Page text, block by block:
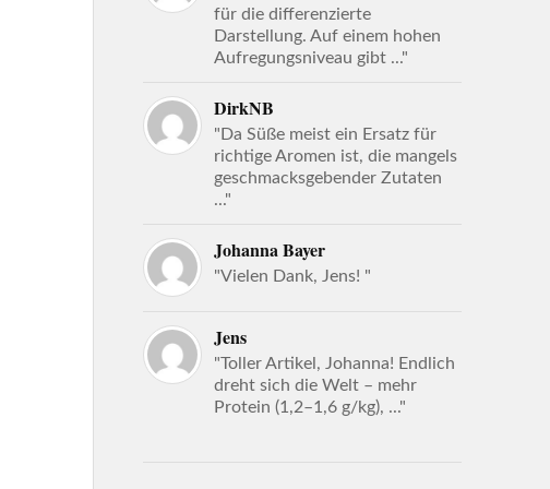
für die differenzierte
Darstellung. Auf einem hohen
Aufregungsniveau gibt ..."
DirkNB
"Da Süße meist ein Ersatz für
richtige Aromen ist, die mangels
geschmacksgebender Zutaten
..."
Johanna Bayer
"Vielen Dank, Jens! "
Jens
"Toller Artikel, Johanna! Endlich
dreht sich die Welt – mehr
Protein (1,2–1,6 g/kg), ..."